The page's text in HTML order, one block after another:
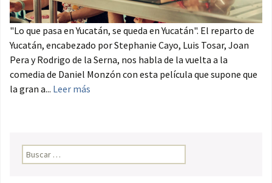
"Lo que pasa en Yucatán, se queda en Yucatán". El reparto de
Yucatán, encabezado por Stephanie Cayo, Luis Tosar, Joan
Pera y Rodrigo de la Serna, nos habla de la vuelta a la
comedia de Daniel Monzón con esta película que supone que
la gran a... Leer más
Buscar: